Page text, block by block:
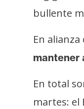
e
r
e
s
a
bullente
En alianza
mantener
En total
martes: el